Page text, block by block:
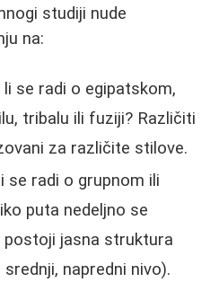
studiji nude
na:
li se radi o egipatskom,
tribalu ili fuziji? Različiti
za različite stilove.
se radi o grupnom ili
puta nedeljno se
postoji jasna struktura
napredni nivo).